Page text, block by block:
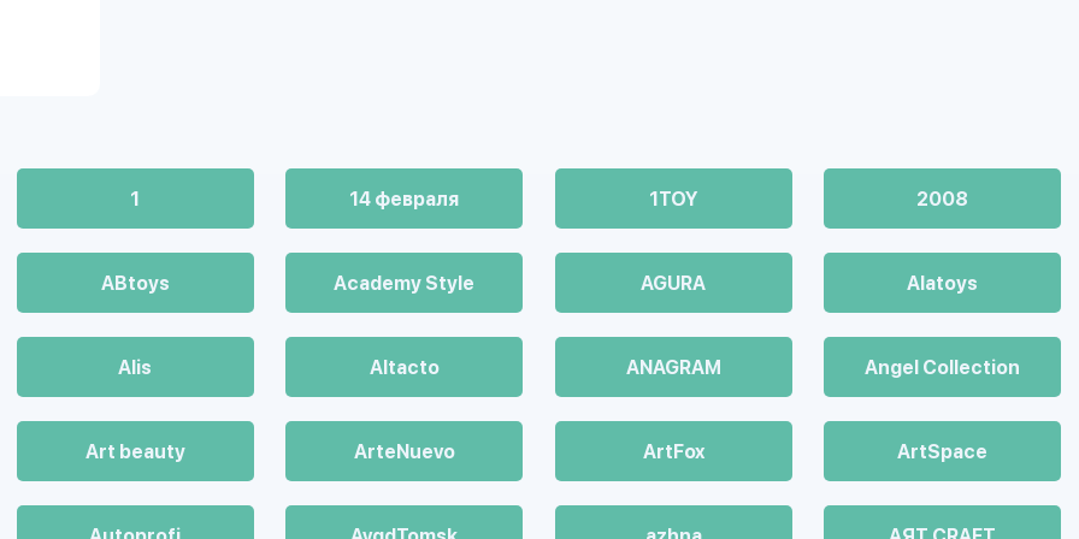
1 14 февраля 1TOY 2008
ABtoys Academy Style AGURA Alatoys
Alis Altacto ANAGRAM Angel Collection
Art beauty ArteNuevo ArtFox ArtSpace